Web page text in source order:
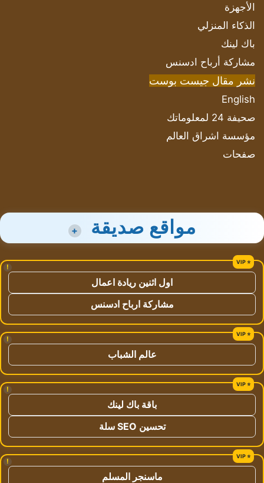
الأجهزة
الذكاء المنزلي
باك لينك
مشاركة أرباح ادسنس
نشر مقال جيست بوست
English
صحيفة 24 لمعلوماتك
مؤسسة اشراق العالم
صفحات
مواقع صديقة +
!
اول اثنين ريادة اعمال
مشاركة ارباح ادسنس
!
عالم الشباب
!
باقة باك لينك
تحسين SEO سلة
!
ماسنجر المسلم